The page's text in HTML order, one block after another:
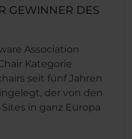
GEWINNER DES
Association
Kategorie
seit fünf Jahren
der von den
in ganz Europa